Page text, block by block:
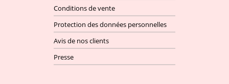
Conditions de vente
Protection des données personnelles
Avis de nos clients
Presse